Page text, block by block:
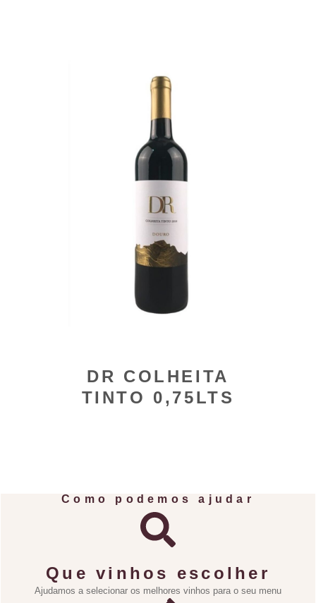
DR COLHEITA
TINTO 0,75LTS
Como podemos ajudar
Que vinhos escolher
Ajudamos a selecionar os melhores vinhos para o seu menu